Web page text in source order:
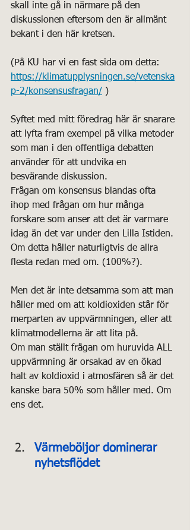
skall inte gå in närmare på den
diskussionen eftersom den är allmänt
bekant i den här kretsen.
(På KU har vi en fast sida om detta:
https://klimatupplysningen.se/vetenska
p-2/konsensusfragan/ )
Syftet med mitt föredrag här är snarare
att lyfta fram exempel på vilka metoder
som man i den offentliga debatten
använder för att undvika en
besvärande diskussion.
Frågan om konsensus blandas ofta
ihop med frågan om hur många
forskare som anser att det är varmare
idag än det var under den Lilla Istiden.
Om detta håller naturligtvis de allra
flesta redan med om. (100%?).
Men det är inte detsamma som att man
håller med om att koldioxiden står för
merparten av uppvärmningen, eller att
klimatmodellerna är att lita på.
Om man ställt frågan om huruvida ALL
uppvärmning är orsakad av en ökad
halt av koldioxid i atmosfären så är det
kanske bara 50% som håller med. Om
ens det.
Värmeböljor dominerar
nyhetsflödet